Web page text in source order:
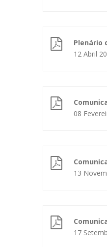
Plenário
12 Abril
08
13
17